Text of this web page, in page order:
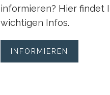
informieren? Hier findet
wichtigen Infos.
INFORMIEREN